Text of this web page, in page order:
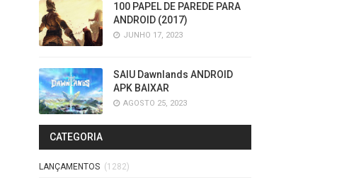
100 PAPEL DE PAREDE PARA
ANDROID (2017)
JUNHO 17, 2023
SAIU Dawnlands ANDROID
APK BAIXAR
AGOSTO 25, 2023
CATEGORIA
LANÇAMENTOS (1282)